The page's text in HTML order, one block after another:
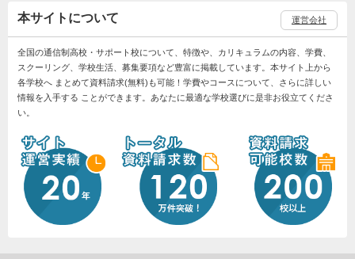
本サイトについて 運営会社
全国の通信制高校・サポート校について、特徴や、カリキュラムの内容、学費、
スクーリング、学校生活、募集要項など豊富に掲載しています。本サイト上から
各学校へ まとめて資料請求(無料)も可能！学費やコースについて、さらに詳しい
情報を入手する ことができます。あなたに最適な学校選びに是非お役立てくださ
い。